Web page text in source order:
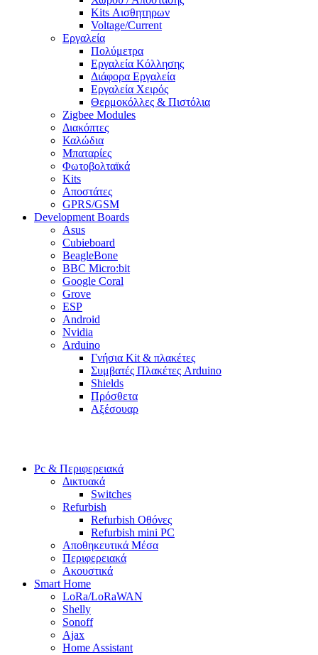
Kits Αισθητηρων
Voltage/Current
Εργαλεία
Πολύμετρα
Εργαλεία Κόλλησης
Διάφορα Εργαλεία
Εργαλεία Χειρός
Θερμοκόλλες & Πιστόλια
Zigbee Modules
Διακόπτες
Καλώδια
Μπαταρίες
Φωτοβολταϊκά
Kits
Αποστάτες
GPRS/GSM
Development Boards
Asus
Cubieboard
BeagleBone
BBC Micro:bit
Google Coral
Grove
ESP
Android
Nvidia
Arduino
Γνήσια Kit & πλακέτες
Συμβατές Πλακέτες Arduino
Shields
Πρόσθετα
Αξέσουαρ
Pc & Περιφερειακά
Δικτυακά
Switches
Refurbish
Refurbish Οθόνες
Refurbish mini PC
Αποθηκευτικά Μέσα
Περιφερειακά
Ακουστικά
Smart Home
LoRa/LoRaWAN
Shelly
Sonoff
Ajax
Home Assistant